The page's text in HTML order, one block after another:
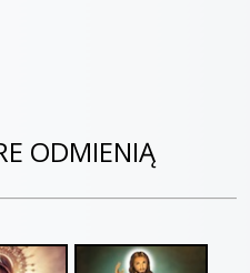
ODMIENIĄ